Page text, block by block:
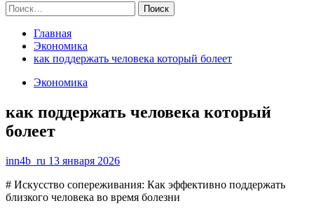
Найти:
Главная
Экономика
как поддержать человека который болеет
Экономика
как поддержать человека который
болеет
inn4b_ru 13 января 2026
# Искусство сопереживания: Как эффективно поддержать
близкого человека во время болезни